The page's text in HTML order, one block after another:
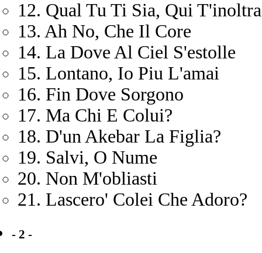
12. Qual Tu Ti Sia, Qui T'inoltra
13. Ah No, Che Il Core
14. La Dove Al Ciel S'estolle
15. Lontano, Io Piu L'amai
16. Fin Dove Sorgono
17. Ma Chi E Colui?
18. D'un Akebar La Figlia?
19. Salvi, O Nume
20. Non M'obliasti
21. Lascero' Colei Che Adoro?
- 2 -